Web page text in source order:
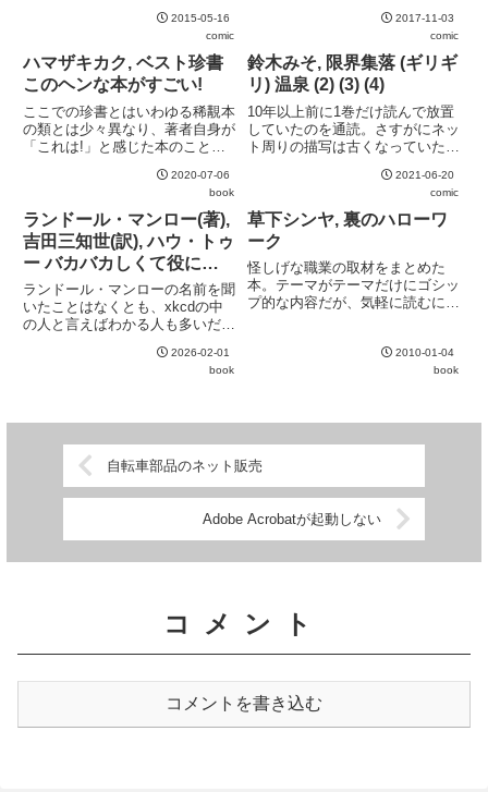
2015-05-16
comic
2017-11-03
comic
ハマザキカク, ベスト珍書
このヘンな本がすごい!
ここでの珍書とはいわゆる稀覯本
の類とは少々異なり、著者自身が
「これは!」と感じた本のこと。
もあり、視点はどうしても出版人
寄り。写真集から語学書、医学書
までずらりと100冊が並んでお
り、きっと一冊くらいは気にな
る...
2020-07-06
book
鈴木みそ, 限界集落 (ギリギ
リ) 温泉 (2) (3) (4)
10年以上前に1巻だけ読んで放置
していたのを通読。さすがにネッ
ト周りの描写は古くなっていたり
いたりとアラはあるものの、それ
を吹き飛ばすだけの勢いがある。
4巻できれいにまとまったもの
の、主人公・溝田の過去が謎の
ま...
2021-06-20
comic
ランドール・マンロー(著),
吉田三知世(訳), ハウ・トゥ
ー バカバカしくて役に立
たない暮らしの科学
ランドール・マンローの名前を聞
いたことはなくとも、xkcdの中
の人と言えばわかる人も多いだろ
と共にバカバカしい科学を提供し
てくれる。内容はいちいちバカバ
2026-02-01
book
草下シンヤ, 裏のハローワ
ーク
怪しげな職業の取材をまとめた
本。テーマがテーマだけにゴシッ
プ的な内容だが、気軽に読むには
2010-01-04
book
自転車部品のネット販売
Adobe Acrobatが起動しない
コメント
コメントを書き込む